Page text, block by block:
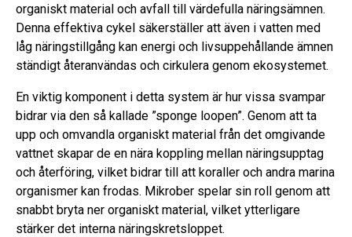
organiskt material och avfall till värdefulla näringsämnen.
Denna effektiva cykel säkerställer att även i vatten med
låg näringstillgång kan energi och livsuppehållande ämnen
ständigt återanvändas och cirkulera genom ekosystemet.
En viktig komponent i detta system är hur vissa svampar
bidrar via den så kallade ”sponge loopen”. Genom att ta
upp och omvandla organiskt material från det omgivande
vattnet skapar de en nära koppling mellan näringsupptag
och återföring, vilket bidrar till att koraller och andra marina
organismer kan frodas. Mikrober spelar sin roll genom att
snabbt bryta ner organiskt material, vilket ytterligare
stärker det interna näringskretsloppet.